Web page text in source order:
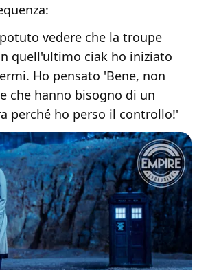
vedere che la troupe
quell'ultimo ciak ho iniziato
Ho pensato 'Bene, non
che hanno bisogno di un
perché ho perso il controllo!'